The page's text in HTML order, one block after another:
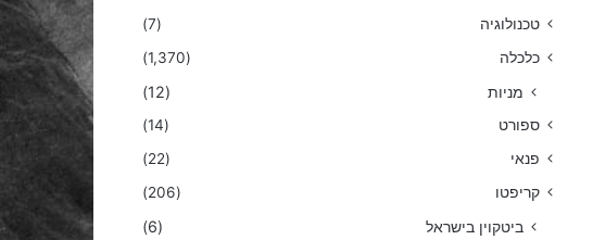
טכנולוגיה
(7)
כלכלה
(1,370)
מניות (12)
ספורט
(14)
פנאי
(22)
קריפטו
(206)
ביטקוין בישראל (6)